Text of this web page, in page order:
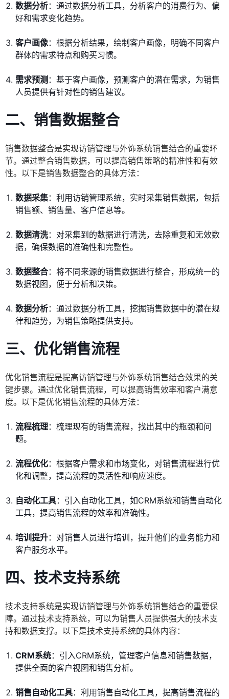
数据分析：通过数据分析工具，分析客户的消费行为、偏
好和需求变化趋势。
客户画像：根据分析结果，绘制客户画像，明确不同客户
群体的需求特点和购买习惯。
需求预测 ：基于客户画像，预测客户的潜在需求，为销售
人员提供有针对性的销售建议。
二、销售数据整合
销售数据整合是实现访销管理与外饰系统销售结合的重要环
节。通过整合销售数据，可以提高销售策略的精准性和有效
性。以下是销售数据整合的具体方法：
数据采集：利用访销管理系统，实时采集销售数据，包括
销售额、销售量、客户信息等。
数据清洗：对采集到的数据进行清洗，去除重复和无效数
据，确保数据的准确性和完整性。
数据整合：将不同来源的销售数据进行整合，形成统一的
数据视图，便于分析和决策。
数据分析：通过数据分析工具，挖掘销售数据中的潜在规
律和趋势，为销售策略提供支持。
三、优化销售流程
优化销售流程是提高访销管理与外饰系统销售结合效果的关
键步骤。通过优化销售流程，可以提高销售效率和客户满意
度。以下是优化销售流程的具体方法：
流程梳理：梳理现有的销售流程，找出其中的瓶颈和问
题。
流程优化：根据客户需求和市场变化，对销售流程进行优
化和调整，提高流程的灵活性和响应速度。
自动化工具：引入自动化工具，如CRM系统和销售自动化
工具，提高销售流程的效率和准确性。
培训提升：对销售人员进行培训，提升他们的业务能力和
客户服务水平。
四、技术支持系统
技术支持系统是实现访销管理与外饰系统销售结合的重要保
障。通过技术支持系统，可以为销售人员提供强大的技术支
持和数据支撑。以下是技术支持系统的具体内容：
CRM系统：引入CRM系统，管理客户信息和销售数据，
提供全面的客户视图和销售分析。
销售自动化工具：利用销售自动化工具，提高销售流程的